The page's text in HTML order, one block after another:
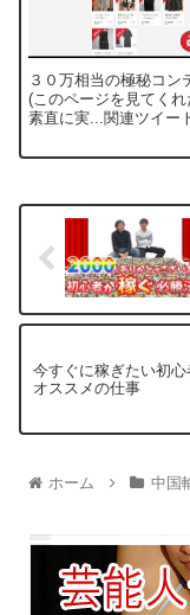
３０万相当の極秘コン
(このページを見てく
素直に実...関連ツイー
今すぐに稼ぎたい初
オススメの仕事
ホーム 中国